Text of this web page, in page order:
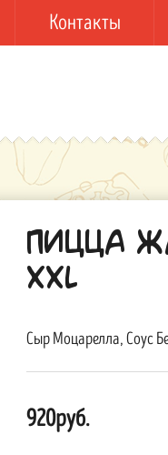
Контакты
Пицца
XXL
Сыр Моцарелла, Соус
920руб.